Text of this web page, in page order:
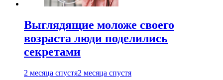
Выглядящие моложе своего
возраста люди поделились
секретами
2 месяца спустя2 месяца спустя